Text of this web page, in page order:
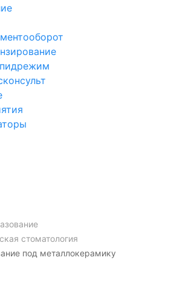
стоматология
под металлокерамику